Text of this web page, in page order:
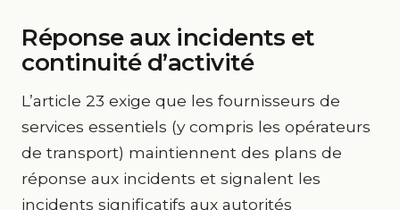
Réponse aux incidents et
continuité d’activité
L’article 23 exige que les fournisseurs de
services essentiels (y compris les opérateurs
de transport) maintiennent des plans de
réponse aux incidents et signalent les
incidents significatifs aux autorités